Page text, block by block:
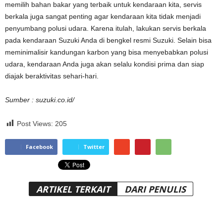
memilih bahan bakar yang terbaik untuk kendaraan kita, servis
berkala juga sangat penting agar kendaraan kita tidak menjadi
penyumbang polusi udara. Karena itulah, lakukan servis berkala
pada kendaraan Suzuki Anda di bengkel resmi Suzuki. Selain bisa
meminimalisir kandungan karbon yang bisa menyebabkan polusi
udara, kendaraan Anda juga akan selalu kondisi prima dan siap
diajak beraktivitas sehari-hari.
Sumber : suzuki.co.id/
Post Views: 205
Facebook Twitter
ARTIKEL TERKAIT DARI PENULIS